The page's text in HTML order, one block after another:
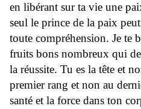
en libérant sur ta vie une
seul le prince de la paix
toute compréhension. Je te
fruits bons nombreux qui
la réussite. Tu es la tête et
premier rang et non au
santé et la force dans ton